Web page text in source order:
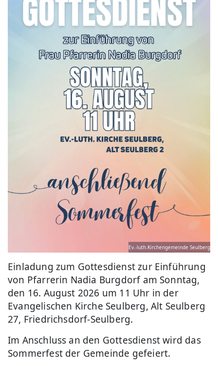
Ev.-luth.Kirchengemeinde Seulberg
Einladung zum Gottesdienst zur Einführung
von Pfarrerin Nadia Burgdorf am Sonntag,
den 16. August 2026 um 11 Uhr in der
Evangelischen Kirche Seulberg, Alt Seulberg
27, Friedrichsdorf-Seulberg.
Im Anschluss an den Gottesdienst wird das
Sommerfest der Gemeinde gefeiert.